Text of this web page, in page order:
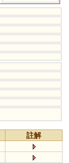
註解